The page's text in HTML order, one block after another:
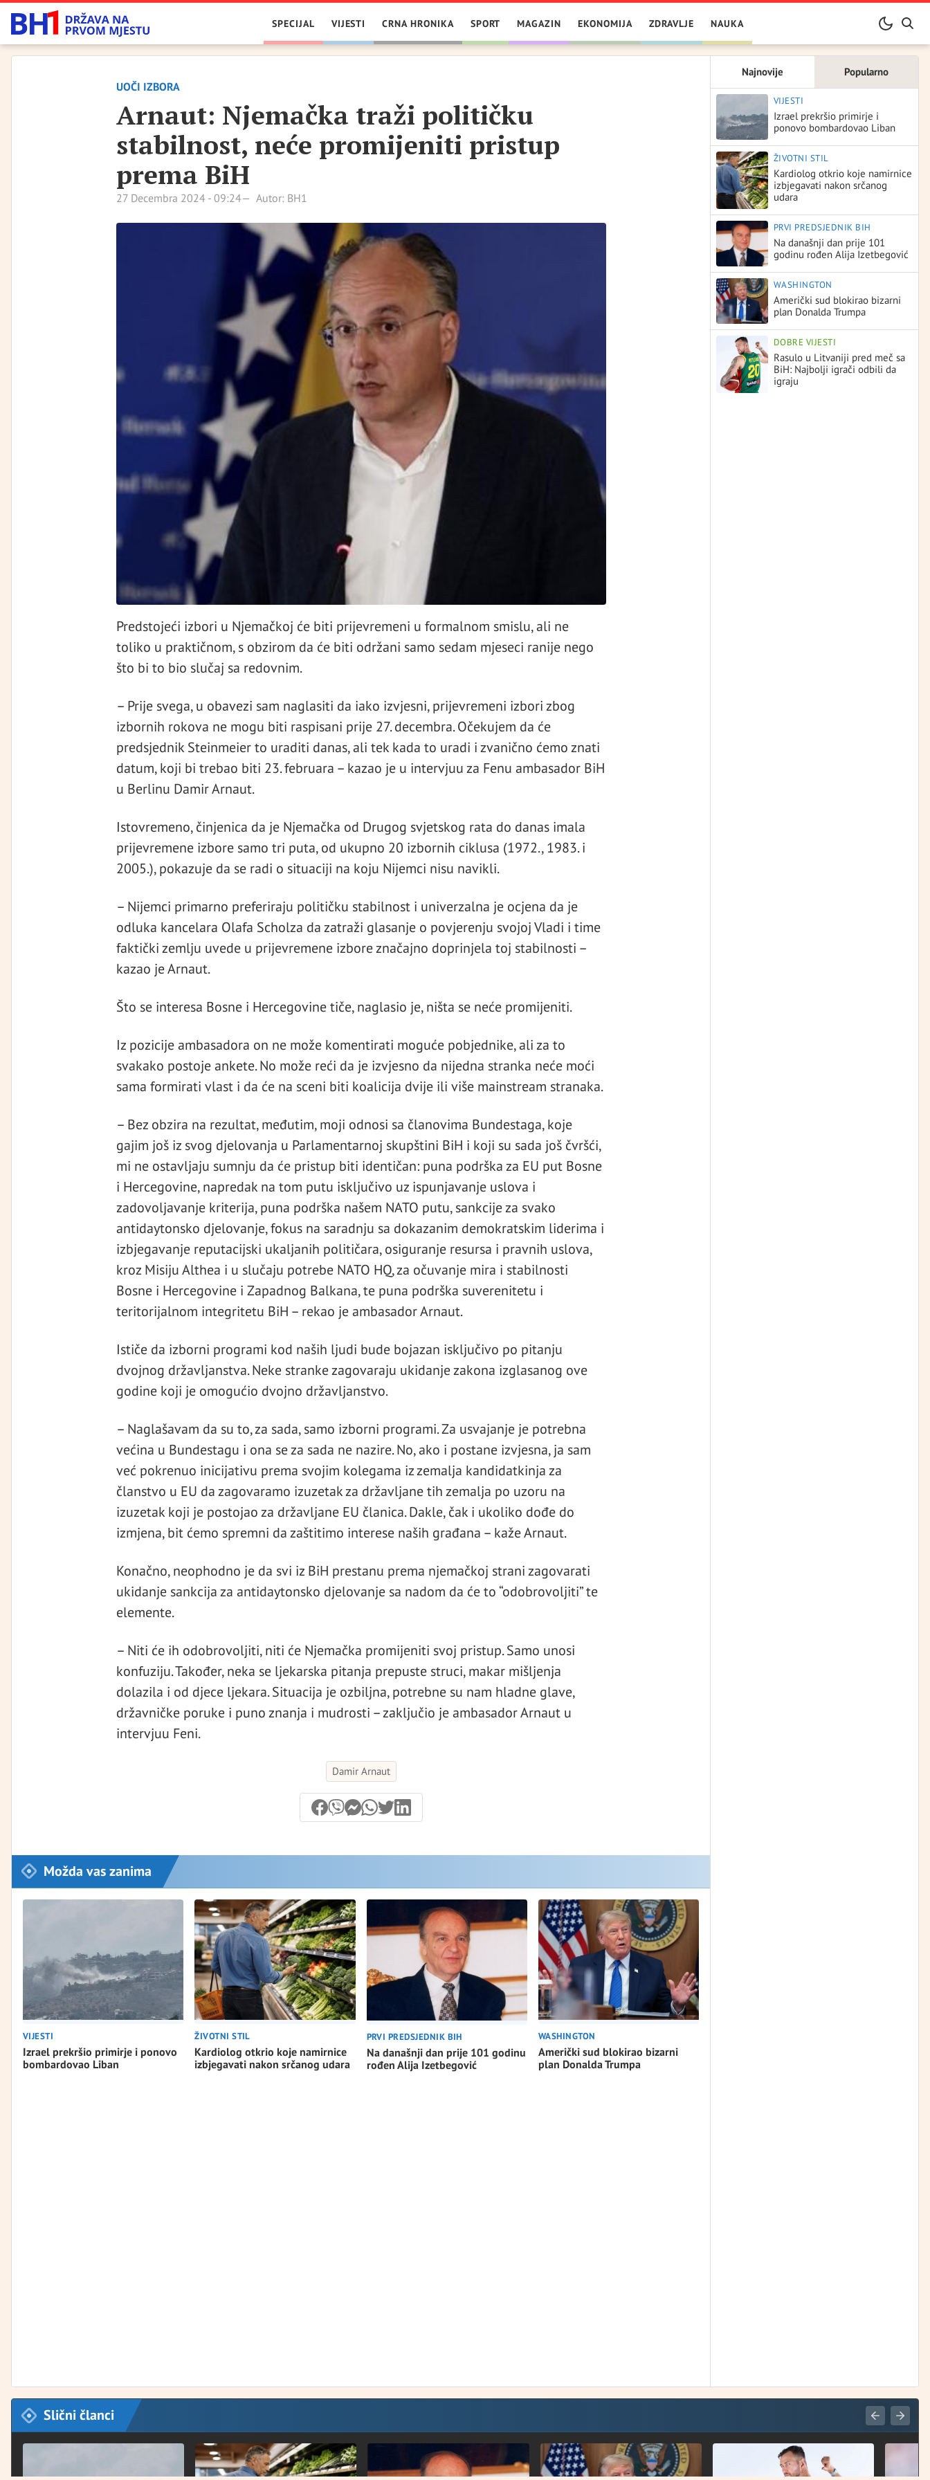
SPECIJAL VIJESTI CRNA HRONIKA SPORT MAGAZIN EKONOMIJA ZDRAVLJE NAUKA
UOČI IZBORA
Arnaut: Njemačka traži političku
stabilnost, neće promijeniti pristup
prema BiH
27 Decembra 2024 - 09:24 Autor: BH1
Predstojeći izbori u Njemačkoj će biti prijevremeni u formalnom smislu, ali ne
toliko u praktičnom, s obzirom da će biti održani samo sedam mjeseci ranije nego
što bi to bio slučaj sa redovnim.
– Prije svega, u obavezi sam naglasiti da iako izvjesni, prijevremeni izbori zbog
izbornih rokova ne mogu biti raspisani prije 27. decembra. Očekujem da će
predsjednik Steinmeier to uraditi danas, ali tek kada to uradi i zvanično ćemo znati
datum, koji bi trebao biti 23. februara – kazao je u intervjuu za Fenu ambasador BiH
u Berlinu Damir Arnaut.
Istovremeno, činjenica da je Njemačka od Drugog svjetskog rata do danas imala
prijevremene izbore samo tri puta, od ukupno 20 izbornih ciklusa (1972., 1983. i
2005.), pokazuje da se radi o situaciji na koju Nijemci nisu navikli.
– Nijemci primarno preferiraju političku stabilnost i univerzalna je ocjena da je
odluka kancelara Olafa Scholza da zatraži glasanje o povjerenju svojoj Vladi i time
faktički zemlju uvede u prijevremene izbore značajno doprinjela toj stabilnosti –
kazao je Arnaut.
Što se interesa Bosne i Hercegovine tiče, naglasio je, ništa se neće promijeniti.
Iz pozicije ambasadora on ne može komentirati moguće pobjednike, ali za to
svakako postoje ankete. No može reći da je izvjesno da nijedna stranka neće moći
sama formirati vlast i da će na sceni biti koalicija dvije ili više mainstream stranaka.
– Bez obzira na rezultat, međutim, moji odnosi sa članovima Bundestaga, koje
gajim još iz svog djelovanja u Parlamentarnoj skupštini BiH i koji su sada još čvršći,
mi ne ostavljaju sumnju da će pristup biti identičan: puna podrška za EU put Bosne
i Hercegovine, napredak na tom putu isključivo uz ispunjavanje uslova i
zadovoljavanje kriterija, puna podrška našem NATO putu, sankcije za svako
antidaytonsko djelovanje, fokus na saradnju sa dokazanim demokratskim liderima i
izbjegavanje reputacijski ukaljanih političara, osiguranje resursa i pravnih uslova,
kroz Misiju Althea i u slučaju potrebe NATO HQ, za očuvanje mira i stabilnosti
Bosne i Hercegovine i Zapadnog Balkana, te puna podrška suverenitetu i
teritorijalnom integritetu BiH – rekao je ambasador Arnaut.
Ističe da izborni programi kod naših ljudi bude bojazan isključivo po pitanju
dvojnog državljanstva. Neke stranke zagovaraju ukidanje zakona izglasanog ove
godine koji je omogućio dvojno državljanstvo.
– Naglašavam da su to, za sada, samo izborni programi. Za usvajanje je potrebna
većina u Bundestagu i ona se za sada ne nazire. No, ako i postane izvjesna, ja sam
već pokrenuo inicijativu prema svojim kolegama iz zemalja kandidatkinja za
članstvo u EU da zagovaramo izuzetak za državljane tih zemalja po uzoru na
izuzetak koji je postojao za državljane EU članica. Dakle, čak i ukoliko dođe do
izmjena, bit ćemo spremni da zaštitimo interese naših građana – kaže Arnaut.
Konačno, neophodno je da svi iz BiH prestanu prema njemačkoj strani zagovarati
ukidanje sankcija za antidaytonsko djelovanje sa nadom da će to “odobrovoljiti” te
elemente.
– Niti će ih odobrovoljiti, niti će Njemačka promijeniti svoj pristup. Samo unosi
konfuziju. Također, neka se ljekarska pitanja prepuste struci, makar mišljenja
dolazila i od djece ljekara. Situacija je ozbiljna, potrebne su nam hladne glave,
državničke poruke i puno znanja i mudrosti – zaključio je ambasador Arnaut u
intervjuu Feni.
Damir Arnaut
Možda vas zanima
VIJESTI
Izrael prekršio primirje i ponovo
bombardovao Liban
ŽIVOTNI STIL
Kardiolog otkrio koje namirnice
izbjegavati nakon srčanog udara
PRVI PREDSJEDNIK BIH
Na današnji dan prije 101 godinu
rođen Alija Izetbegović
WASHINGTON
Američki sud blokirao bizarni
plan Donalda Trumpa
Najnovije Popularno
VIJESTI
Izrael prekršio primirje i
ponovo bombardovao Liban
ŽIVOTNI STIL
Kardiolog otkrio koje namirnice
izbjegavati nakon srčanog
udara
PRVI PREDSJEDNIK BIH
Na današnji dan prije 101
godinu rođen Alija Izetbegović
WASHINGTON
Američki sud blokirao bizarni
plan Donalda Trumpa
DOBRE VIJESTI
Rasulo u Litvaniji pred meč sa
BiH: Najbolji igrači odbili da
igraju
Slični članci